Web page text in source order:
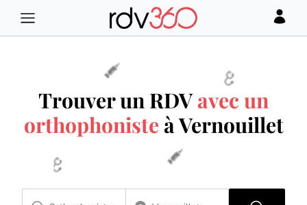
Trouver un RDVavec un
orthophoniste à Vernouillet